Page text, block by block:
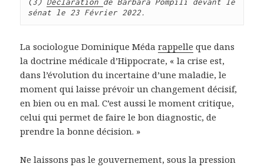
(3) Déclaration de Barbara Pompili devant le
La sociologue Dominique Médarappelle que dans
la doctrine médicale d’Hippocrate, « la crise est,
dans l’évolution du incertaine d’une maladie, le
moment qui laisse prévoir un changement décisif,
en bien ou en mal. C’est aussi le moment critique,
celui qui permet de faire le bon diagnostic, de
prendre la bonne décision. »
Ne laissons pas le gouvernement, sous la pression